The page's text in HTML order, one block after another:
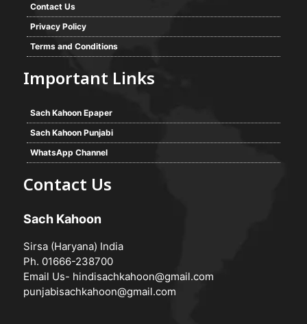
Contact Us
Privacy Policy
Terms and Conditions
Important Links
Sach Kahoon Epaper
Sach Kahoon Punjabi
WhatsApp Channel
Contact Us
Sach Kahoon
Sirsa (Haryana) India
Ph. 01666-238700
Email Us- hindisachkahoon@gmail.com
punjabisachkahoon@gmail.com